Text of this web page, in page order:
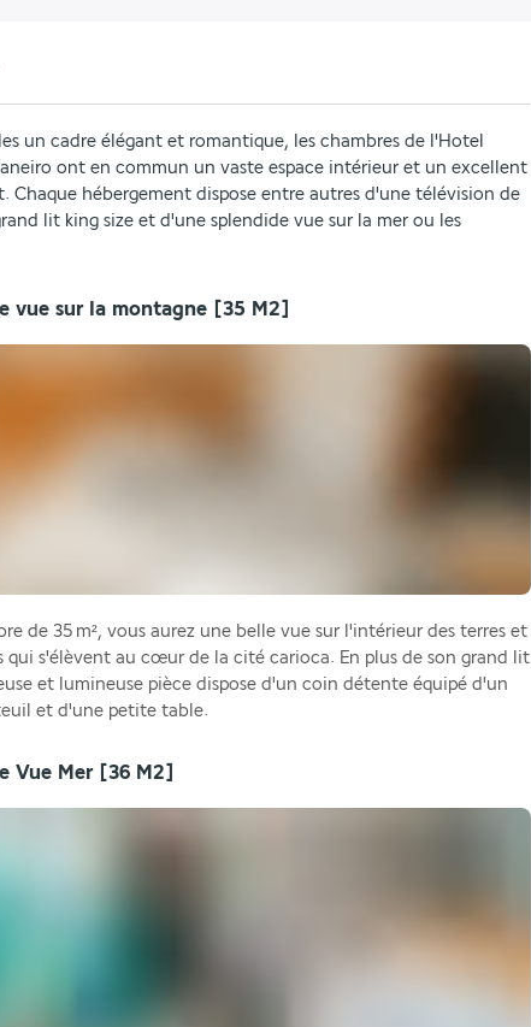
un cadre élégant et romantique, les chambres de l'Hotel
ont en commun un vaste espace intérieur et un excellent
Chaque hébergement dispose entre autres d'une télévision de
lit king size et d'une splendide vue sur la mer ou les
vue sur la montagne [35 M2]
de 35 m², vous aurez une belle vue sur l'intérieur des terres et
qui s'élèvent au cœur de la cité carioca. En plus de son grand lit
et lumineuse pièce dispose d'un coin détente équipé d'un
et d'une petite table.
Vue Mer [36 M2]